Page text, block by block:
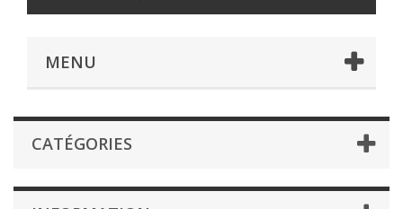
MENU
CATÉGORIES